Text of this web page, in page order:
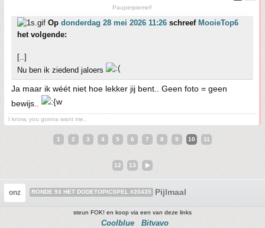
Pauperpiemel!
Op donderdag 28 mei 2026 11:26 schreef MooieTop6
het volgende:
[..]
Nu ben ik ziedend jaloers
Ja maar ik wéét niet hoe lekker jij bent.. Geen foto = geen
bewijs..
I know, you gonna want me..
1 2 3 4 5 6 7 8 9 10 11
12 13
onz RONDE 93 HET DODETOPICSPEL #20435 Pijlmaal
steun FOK! en koop via een van deze links
Coolblue Bitvavo